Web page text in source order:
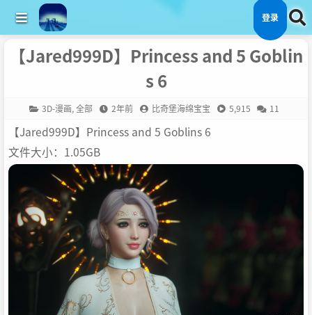
登录
【Jared999D】Princess and 5 Goblin
s 6
3D-漫画,全部 2年前 比奇堡海绵宝宝 5,915 11
【Jared999D】Princess and 5 Goblins 6
文件大小：1.05GB